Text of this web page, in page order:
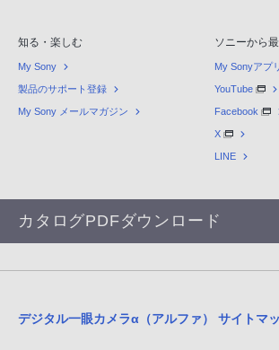
知る・楽しむ
My Sony
製品のサポート登録
My Sony メールマガジン
ソニーから
My Sonyアプリ
YouTube
Facebook
X
LINE
カタログPDFダウンロード
デジタル一眼カメラα（アルファ） サイトマ